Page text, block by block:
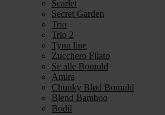
Scarlet
Secret Garden
Trio
Trio 2
Tynn line
Zucchero Filato
Se alle Bomuld
Amira
Chunky Blød Bomuld
Blend Bamboo
Bodil